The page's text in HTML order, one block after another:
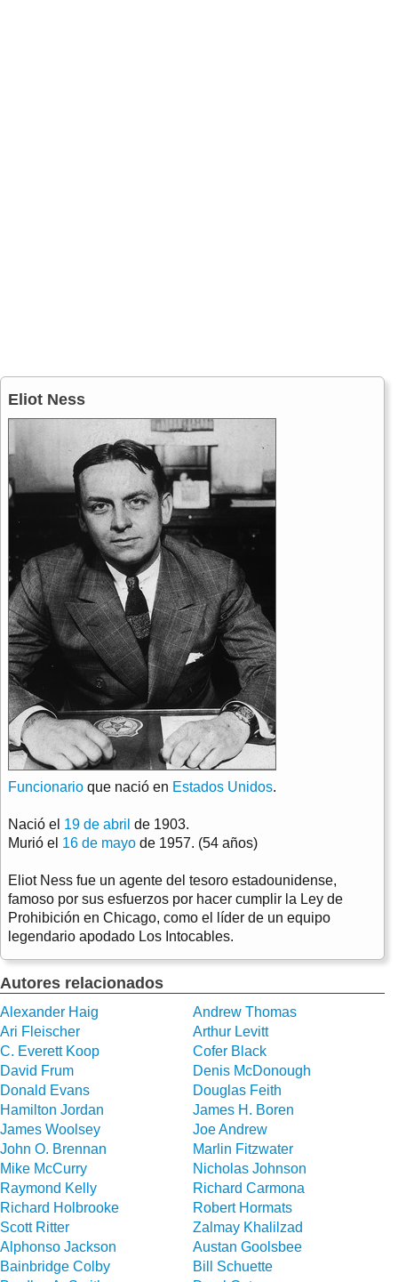
Eliot Ness
Funcionario que nació en Estados Unidos.
Nació el 19 de abril de 1903.
Murió el 16 de mayo de 1957. (54 años)
Eliot Ness fue un agente del tesoro estadounidense,
famoso por sus esfuerzos por hacer cumplir la Ley de
Prohibición en Chicago, como el líder de un equipo
legendario apodado Los Intocables.
Autores relacionados
Alexander Haig
Andrew Thomas
Ari Fleischer
Arthur Levitt
C. Everett Koop
Cofer Black
David Frum
Denis McDonough
Donald Evans
Douglas Feith
Hamilton Jordan
James H. Boren
James Woolsey
Joe Andrew
John O. Brennan
Marlin Fitzwater
Mike McCurry
Nicholas Johnson
Raymond Kelly
Richard Carmona
Richard Holbrooke
Robert Hormats
Scott Ritter
Zalmay Khalilzad
Alphonso Jackson
Austan Goolsbee
Bainbridge Colby
Bill Schuette